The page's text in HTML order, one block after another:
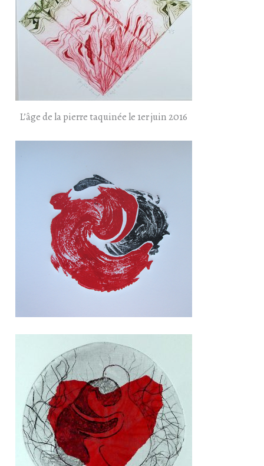
L’âge de la pierre taquinée le 1er juin 2016